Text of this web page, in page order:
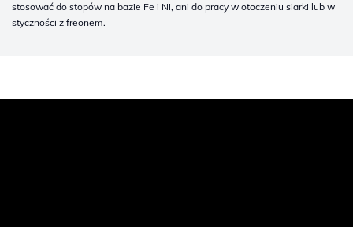
stosować do stopów na bazie Fe i Ni, ani do pracy w otoczeniu siarki lub w
styczności z freonem.